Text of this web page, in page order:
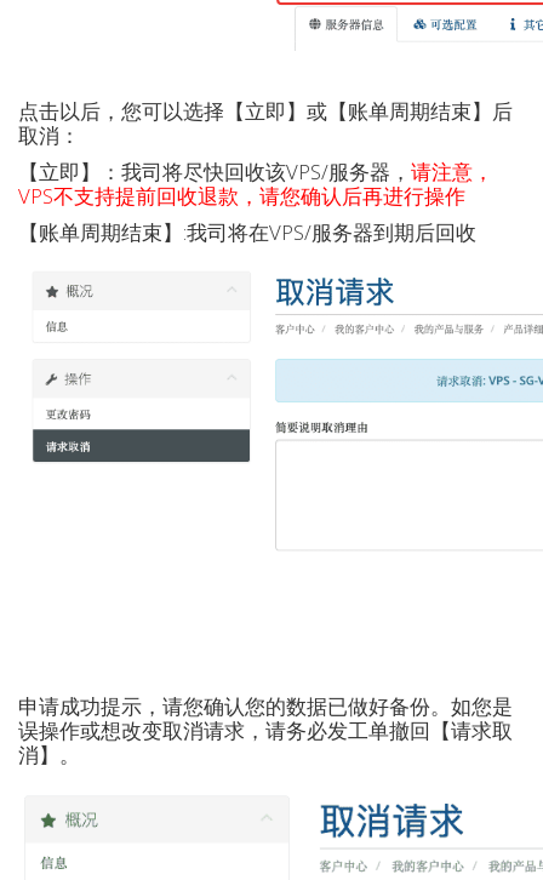
点击以后，您可以选择【立即】或【账单周期结束】后
取消：
【立即】：我司将尽快回收该VPS/服务器， 请注意，
VPS不支持提前回收退款，请您确认后再进行操作
【账单周期结束】:我司将在VPS/服务器到期后回收
申请成功提示，请您确认您的数据已做好备份。如您是
误操作或想改变取消请求，请务必发工单撤回【请求取
消】。